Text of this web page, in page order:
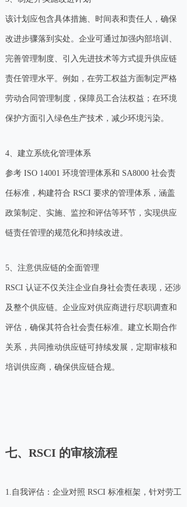
该计划应包含具体措施、时间表和责任人，确保
改进步骤落到实处。企业可通过加强内部培训、
完善管理制度、引入先进技术等方式提升供应链
责任管理水平。例如，在劳工权益方面制定严格
劳动合同管理制度，保障员工合法权益；在环境
保护方面引入绿色生产技术，减少环境污染。
4、建立系统化管理体系
参考 ISO 14001 环境管理体系和 SA8000 社会责
任标准，构建符合 RSCI 要求的管理体系，涵盖
政策制定、实施、监控和评估等环节，实现供应
链责任管理的规范化和持续改进。
5、注意供应链的全面管理
RSCI 认证不仅关注企业自身社会责任表现，还涉
及整个供应链。企业应对供应商进行尽职调查和
评估，确保其符合社会责任标准。建立长期合作
关系，共同推动供应链可持续发展，定期审核和
培训供应商，确保供应链合规。
七、RSCI 的审核流程
1.自我评估：企业对照 RSCI 标准框架，针对劳工